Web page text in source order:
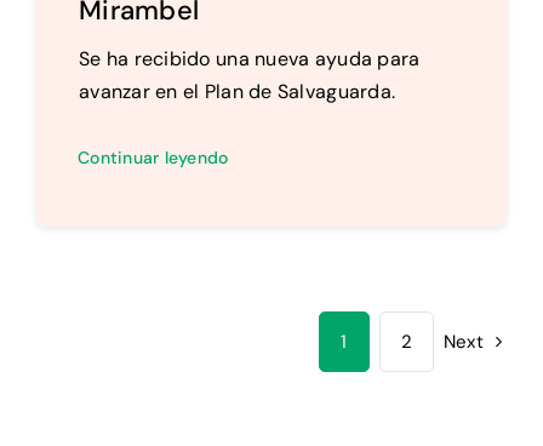
Mirambel
Se ha recibido una nueva ayuda para
avanzar en el Plan de Salvaguarda.
Continuar leyendo
1 2 Next